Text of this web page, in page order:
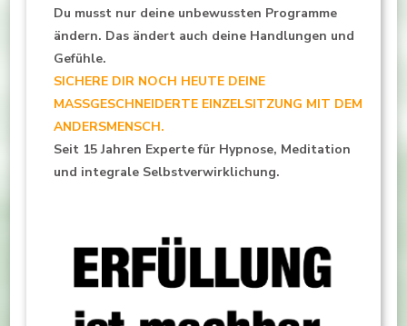
Du musst nur deine unbewussten Programme
ändern. Das ändert auch deine Handlungen und
Gefühle.
SICHERE DIR NOCH HEUTE DEINE
MASSGESCHNEIDERTE EINZELSITZUNG MIT DEM
ANDERSMENSCH.
Seit 15 Jahren Experte für Hypnose, Meditation
und integrale Selbstverwirklichung.